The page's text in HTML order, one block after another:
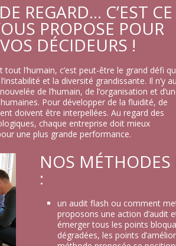
REGARD… C’EST CE
PROPOSE POUR
DÉCIDEURS !
tout l’humain, c’est peut-être le grand défi
et la diversité grandissante. Il n’y
de l’humain, de l’organisation et
Pour développer de la fluidité, de
doivent être interpellées. Au regard des
chaque entreprise doit mieux
une plus grande performance.
NOS
:
un audit flash ou comment
proposons une action d’audit
émerger tous les points
dégradées, les points